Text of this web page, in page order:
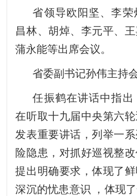
省领导欧阳坚、李荣
昌林、胡焯、李元平、王
蒲永能等出席会议。
省委副书记孙伟主持会
任振鹤在讲话中指
在听取十九届中央第六
发表重要讲话，列举一
险隐患，对抓好巡视整改
提出明确要求，体现了
深沉的忧患意识 ，体现